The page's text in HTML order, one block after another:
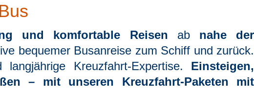
und komfortable Reisen ab nahe der
bequemer Busanreise zum Schiff und zurück.
Kreuzfahrt-Expertise. Einsteigen,
– mit unseren Kreuzfahrt-Paketen mit